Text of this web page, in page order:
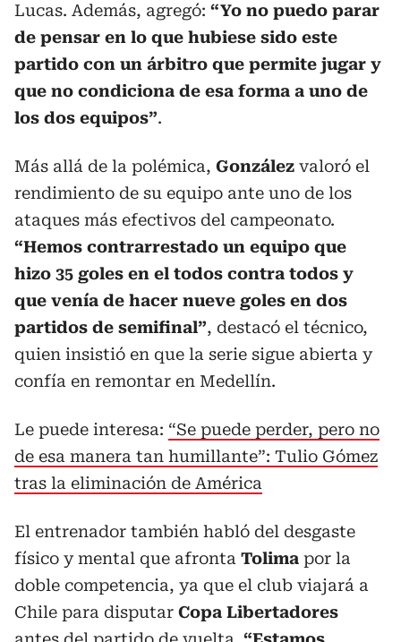
Lucas. Además, agregó: “Yo no puedo parar
de pensar en lo que hubiese sido este
partido con un árbitro que permite jugar y
que no condiciona de esa forma a uno de
los dos equipos”.
Más allá de la polémica, González valoró el
rendimiento de su equipo ante uno de los
ataques más efectivos del campeonato.
“Hemos contrarrestado un equipo que
hizo 35 goles en el todos contra todos y
que venía de hacer nueve goles en dos
partidos de semifinal”, destacó el técnico,
quien insistió en que la serie sigue abierta y
confía en remontar en Medellín.
Le puede interesa: “Se puede perder, pero no
de esa manera tan humillante”: Tulio Gómez
tras la eliminación de América
El entrenador también habló del desgaste
físico y mental que afronta Tolima por la
doble competencia, ya que el club viajará a
Chile para disputar Copa Libertadores